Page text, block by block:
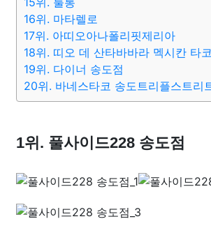
16위. 마타렐로
17위. 아띠오아나폴리핏제리아
18위. 띠오 데 산타바바라 멕시칸 타
19위. 다이너 송도점
20위. 바네스타코 송도트리플스트리
1위. 풀사이드228 송도점